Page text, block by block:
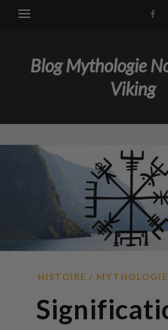
Blog Mythologie
Viking
HISTOIRE